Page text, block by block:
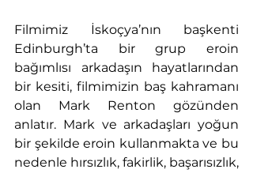
Filmimiz İskoçya’nın başkenti
Edinburgh’ta bir grup eroin
bağımlısı arkadaşın hayatlarından
bir kesiti, filmimizin baş kahramanı
olan Mark Renton gözünden
anlatır. Mark ve arkadaşları yoğun
bir şekilde eroin kullanmakta ve bu
nedenle hırsızlık, fakirlik, başarısızlık,